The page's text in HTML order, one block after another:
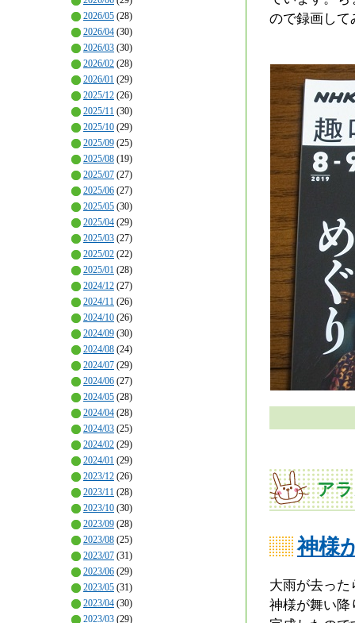
2026/05 (28)
2026/04 (30)
2026/03 (30)
2026/02 (28)
2026/01 (29)
2025/12 (26)
2025/11 (30)
2025/10 (29)
2025/09 (25)
2025/08 (19)
2025/07 (27)
2025/06 (27)
2025/05 (30)
2025/04 (29)
2025/03 (27)
2025/02 (22)
2025/01 (28)
2024/12 (27)
2024/11 (26)
2024/10 (26)
2024/09 (30)
2024/08 (24)
2024/07 (29)
2024/06 (27)
2024/05 (28)
2024/04 (28)
2024/03 (25)
2024/02 (29)
2024/01 (29)
2023/12 (26)
2023/11 (28)
2023/10 (30)
2023/09 (28)
2023/08 (25)
2023/07 (31)
2023/06 (29)
2023/05 (31)
2023/04 (30)
2023/03 (29)
ので録画して
ア
神様
大雨が去っ
神様が舞い降